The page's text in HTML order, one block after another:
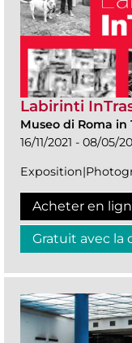
Labirinti
Museo di Roma in
16/11/2021 - 08/05/
Acheter en
Gratuit avec la